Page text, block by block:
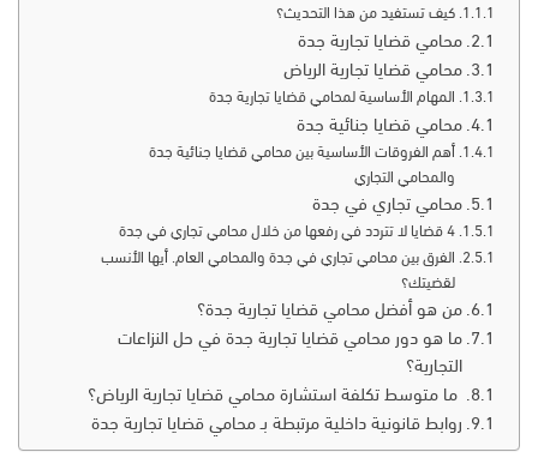
كيف تستفيد من هذا التحديث؟
محامي قضايا تجارية جدة
محامي قضايا تجارية الرياض
المهام الأساسية لمحامي قضايا تجارية جدة
محامي قضايا جنائية جدة
أهم الفروقات الأساسية بين محامي قضايا جنائية جدة
والمحامي التجاري
محامي تجاري في جدة
4 قضايا لا تتردد في رفعها من خلال محامي تجاري في جدة
الفرق بين محامي تجاري في جدة والمحامي العام. أيها الأنسب
لقضيتك؟
من هو أفضل محامي قضايا تجارية جدة؟
ما هو دور محامي قضايا تجارية جدة في حل النزاعات
التجارية؟
ما متوسط تكلفة استشارة محامي قضايا تجارية الرياض؟
روابط قانونية داخلية مرتبطة بـ محامي قضايا تجارية جدة